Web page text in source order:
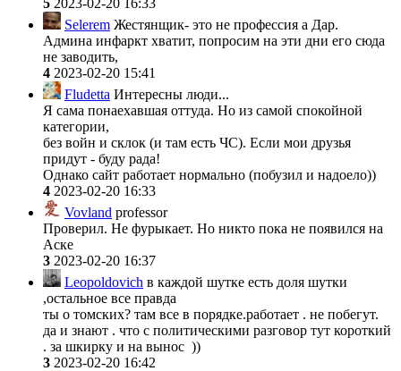
Selerem Жестянщик- это не профессия а Дар.
Админа инфаркт хватит, попросим на эти дни его сюда
не заводить,
4 2023-02-20 15:41
Fludetta Интересны люди...
Я сама понаехавшая оттуда. Но из самой спокойной
категории,
без войн и склок (и там есть ЧС). Если мои друзья
придут - буду рада!
Однако сайт работает нормально (побузил и надоело))
4 2023-02-20 16:33
Vovland professor
Проверил. Не фурыкает. Но никто пока не появился на
Аске
3 2023-02-20 16:37
Leopoldovich в каждой шутке есть доля шутки
,остальное все правда
ты о томских? там все в порядке.работает . не побегут.
да и знают . что с политическими разговор тут короткий
. за шкирку и на вынос ))
3 2023-02-20 16:42